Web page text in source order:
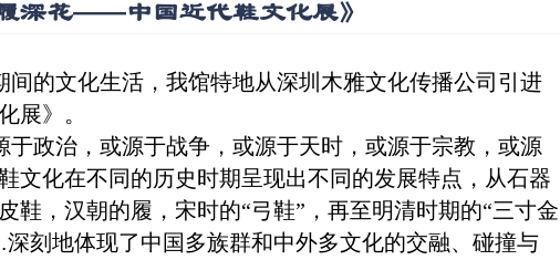
履深花——中国近代鞋文化展》
间的文化生活，我馆特地从深圳木雅文化传播公司引进
展》。
于政治，或源于战争，或源于天时，或源于宗教，或源
文化在不同的历史时期呈现出不同的发展特点，从石器
鞋，汉朝的履，宋时的“弓鞋”，再至明清时期的“三寸金
刻地体现了中国多族群和中外多文化的交融、碰撞与